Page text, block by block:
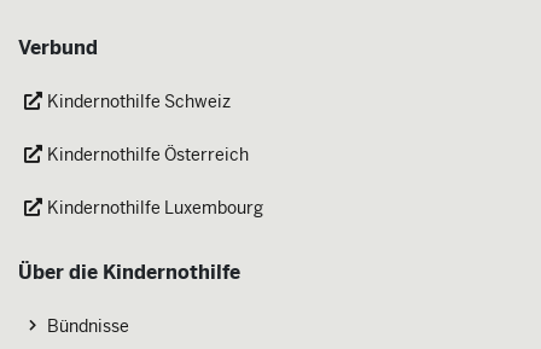
Verbund
Kindernothilfe Schweiz
Kindernothilfe Österreich
Kindernothilfe Luxembourg
Über die Kindernothilfe
Bündnisse